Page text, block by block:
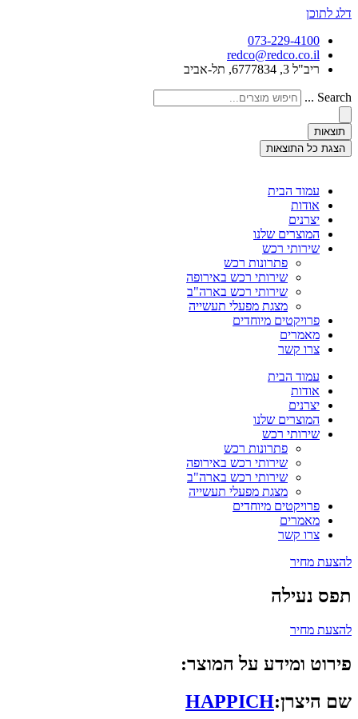
דלג לתוכן
073-229-4100
redco@redco.co.il
ריב"ל 3, 6777834, תל-אביב
Search ...
תוצאות
הצגת כל התוצאות
עמוד הבית
אודות
יצרנים
המוצרים שלנו
שירותי רכש
פתרונות רכש
שירותי רכש באירופה
שירותי רכש בארה"ב
מצגת מפעלי תעשייה
פרויקטים מיוחדים
מאמרים
צרו קשר
עמוד הבית
אודות
יצרנים
המוצרים שלנו
שירותי רכש
פתרונות רכש
שירותי רכש באירופה
שירותי רכש בארה"ב
מצגת מפעלי תעשייה
פרויקטים מיוחדים
מאמרים
צרו קשר
להצעת מחיר
תפס נעילה
להצעת מחיר
פירוט ומידע על המוצר:
שם היצרן:HAPPICH